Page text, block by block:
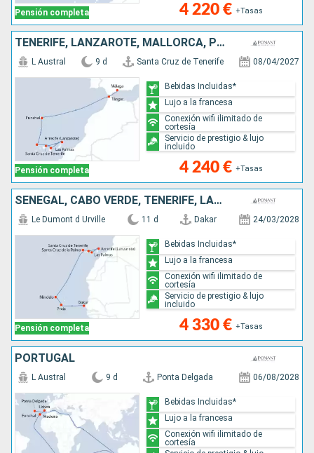
Pensión completa 4 220 € +Tasas
TENERIFE, LANZAROTE, MALLORCA, PORTUGAL, MARRUECOS, ESPAÑA
Pensión completa
L Austral 9 d Santa Cruz de Tenerife 08/04/2027
4 240 € +Tasas
Bebidas Incluidas*
Lujo a la francesa
Conexión wifi ilimitado de
cortesía
Servicio de prestigio & lujo
incluido
SENEGAL, CABO VERDE, TENERIFE, LANZAROTE, MALLORCA
Pensión completa
Le Dumont d Urville 11 d Dakar 24/03/2028
4 330 € +Tasas
Bebidas Incluidas*
Lujo a la francesa
Conexión wifi ilimitado de
cortesía
Servicio de prestigio & lujo
incluido
PORTUGAL
L Austral 9 d Ponta Delgada 06/08/2028
Bebidas Incluidas*
Lujo a la francesa
Conexión wifi ilimitado de
cortesía